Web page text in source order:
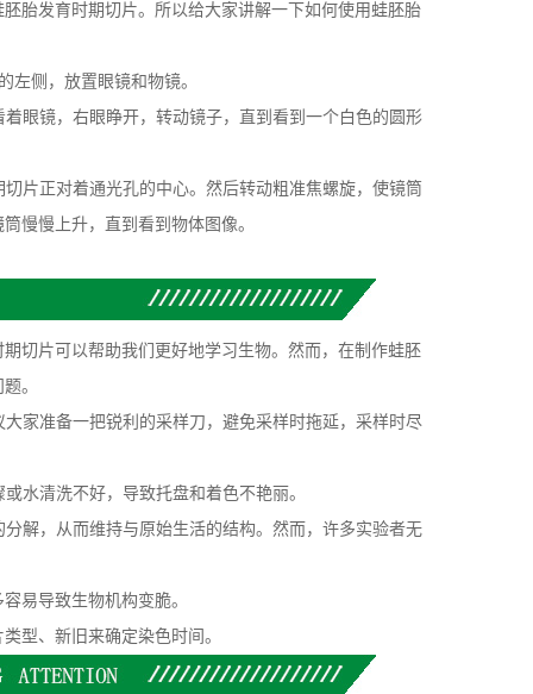
胎发育时期切片。所以给大家讲解一下如何使用蛙胚胎
侧，放置眼镜和物镜。
镜，右眼睁开，转动镜子，直到看到一个白色的圆形
正对着通光孔的中心。然后转动粗准焦螺旋，使镜筒
慢慢上升，直到看到物体图像。
片可以帮助我们更好地学习生物。然而，在制作蛙胚
。
准备一把锐利的采样刀，避免采样时拖延，采样时尽
清洗不好，导致托盘和着色不艳丽。
，从而维持与原始生活的结构。然而，许多实验者无
易导致生物机构变脆。
、新旧来确定染色时间。